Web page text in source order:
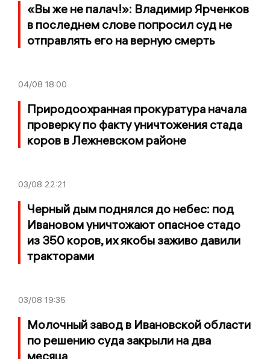
«Вы же не палач!»: Владимир Ярченков
в последнем слове попросил суд не
отправлять его на верную смерть
04/08 18:00
Природоохранная прокуратура начала
проверку по факту уничтожения стада
коров в Лежневском районе
03/08 22:21
Черный дым поднялся до небес: под
Ивановом уничтожают опасное стадо
из 350 коров, их якобы заживо давили
тракторами
03/08 19:35
Молочный завод в Ивановской области
по решению суда закрыли на два
месяца